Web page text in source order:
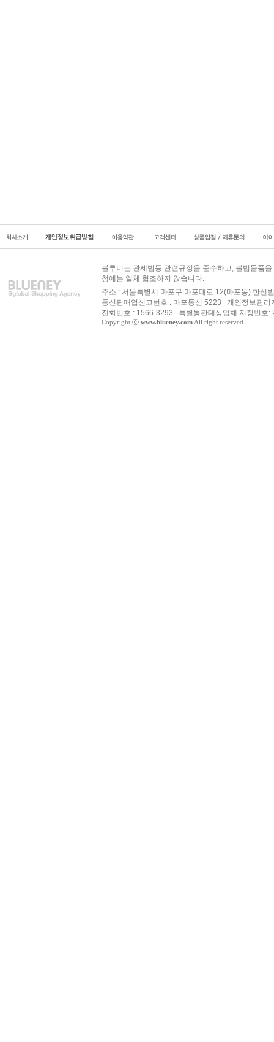
블루니는 관세법등 관련규정을 준수하고, 불법물품
청에는 일체 협조하지 않습니다.
주소 : 서울특별시 마포구 마포대로 12(마포동) 한신
통신판매업신고번호 : 마포통신 5223
개인정보관리
전화번호 : 1566-3293
특별통관대상업체 지정번호
Copyright ⓒ www.blueney.comAll right reserved